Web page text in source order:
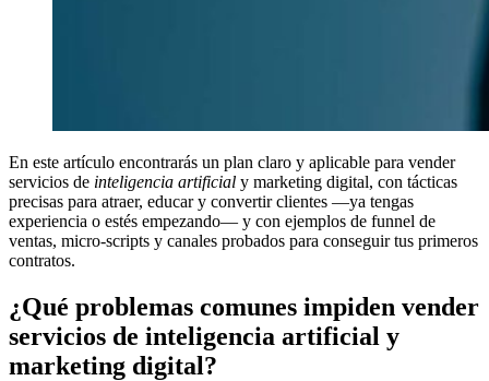
En este artículo encontrarás un plan claro y aplicable para vender
servicios de inteligencia artificial y marketing digital, con tácticas
precisas para atraer, educar y convertir clientes —ya tengas
experiencia o estés empezando— y con ejemplos de funnel de
ventas, micro‑scripts y canales probados para conseguir tus primeros
contratos.
¿Qué problemas comunes impiden vender
servicios de inteligencia artificial y
marketing digital?